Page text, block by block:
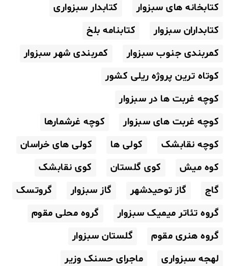
کتابخانه های سبزوار
کتابدار سبزواری
کتابداران سبزوار
کتابنامه بلخ
کمربندی جنوب سبزوار
کمربندی شهر سبزوار
کوتاه ترین پروژه ریلی کشور
کوچه غربت ها در سبزوار
کوچه غربت های سبزوار
کوچه غرشمارها
کوچه نقابشک
کولی ها
کولی های خراسان
کوه میش
کوی گلستان
کوی نقابشک
گاج
گاز توحیدشهر گاز سبزوار
گروتسک
گروه تئاتر میمیک سبزوار
گروه محلی مقوم
گروه هنری مقوم
گلستان سبزوار
لهجه سبزواری
ماجرای حسنک وزیر